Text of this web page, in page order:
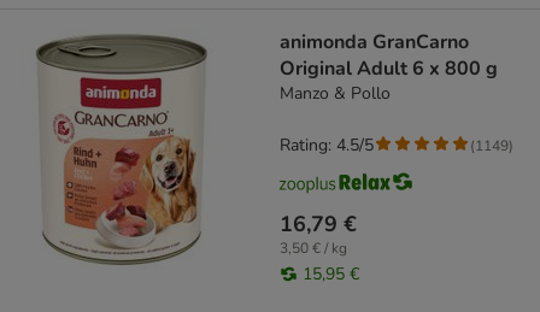
animonda GranCarno
Original Adult 6 x 800 g
Manzo & Pollo
16,79 €
3,50 € / kg
15,95 €
Rating: 4.5/5 (1149)